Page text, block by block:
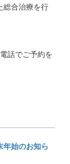
総合治療を行
話でご予約を
年始のお知ら